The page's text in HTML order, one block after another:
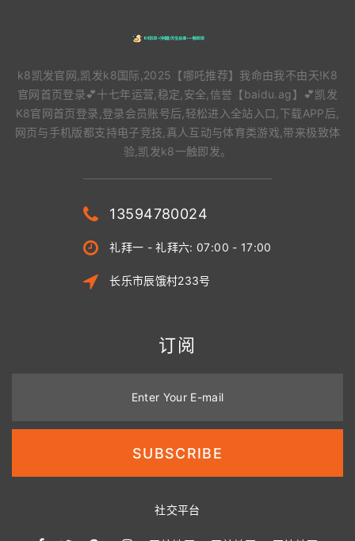
k8凯发官网,凯发k8国际,2025【哪吒推荐】我命由我不由天!K8
官网首页登录💕十七年运营,稳定,安全,信誉【baidu.ag】💕凯发
K8官网首页登录,登录会员账号后,轻松进入全站入口,下载APP后,
网页与手机版都支持电子竞技,真人互动与体育类游戏,带来极致体
验,凯发k8一触即发。
13594780024
礼拜一 - 礼拜六: 07:00 - 17:00
长乐市辰饿村233号
订阅
Enter Your E-mail
SUBSCRIBE
社交平台